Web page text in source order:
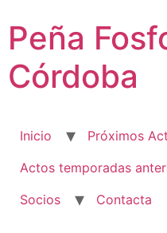
contenido
Peña
Córdoba
Inicio Próximos
Actos temporadas
Socios
Contacta